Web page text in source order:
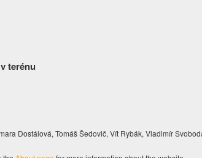
terénu
Dostálová, Tomáš Šedovič, Vít Rybák, Vladimír